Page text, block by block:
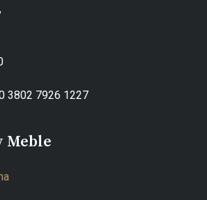
3802 7926 1227
Meble